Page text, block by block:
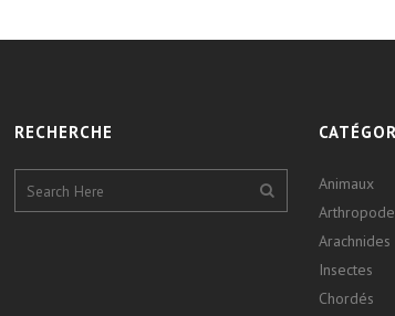
RECHERCHE
Animaux
Arachnides
Insectes
Chordés